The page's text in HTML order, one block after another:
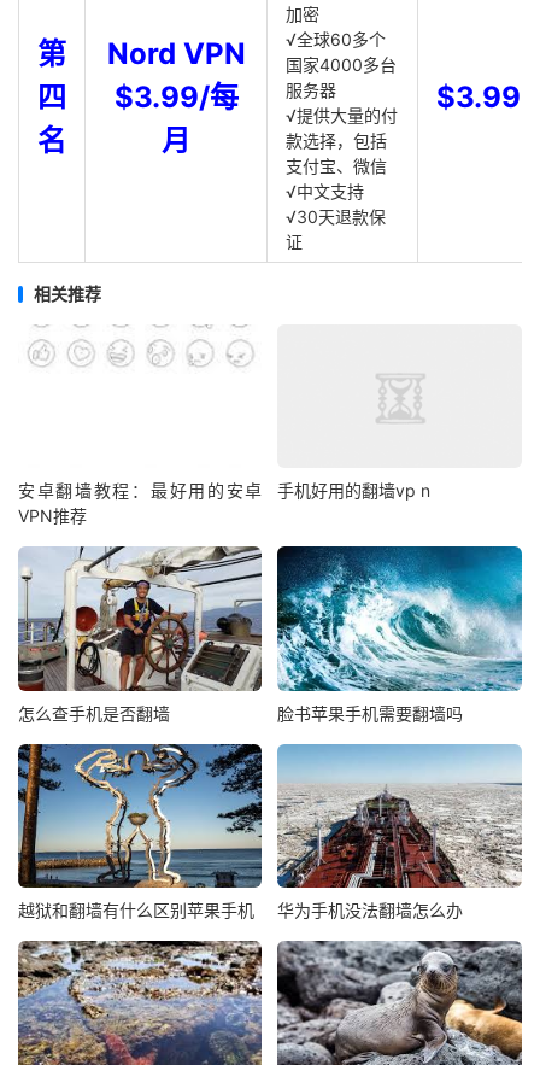
第
四
名
Nord VPN
$3.99/每
月
加密
√全球60多个
国家4000多台
服务器
√提供大量的付
款选择，包括
支付宝、微信
√中文支持
√30天退款保
证
$3.99
相关推荐
安卓翻墙教程：最好用的安卓
VPN推荐
手机好用的翻墙vp n
怎么查手机是否翻墙 脸书苹果手机需要翻墙吗
越狱和翻墙有什么区别苹果手机 华为手机没法翻墙怎么办